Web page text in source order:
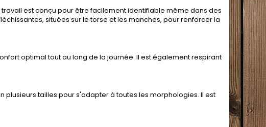
est conçu pour être facilement identifiable même dans des
situées sur le torse et les manches, pour renforcer la
optimal tout au long de la journée. Il est également respirant
plusieurs tailles pour s'adapter à toutes les morphologies. Il est